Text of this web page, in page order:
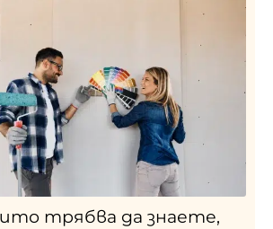
трябва да знаете,